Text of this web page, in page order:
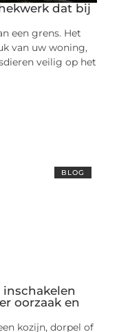
dat bij
een grens. Het
van uw woning,
veilig op het
BLOG
oorzaak en
kozijn, dorpel of